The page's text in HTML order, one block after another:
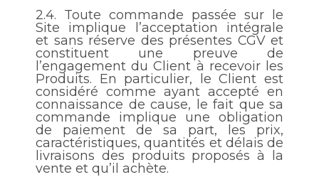
2.4. Toute commande passée sur le
Site implique l’acceptation intégrale
et sans réserve des présentes CGV et
constituent une preuve de
l’engagement du Client à recevoir les
Produits. En particulier, le Client est
considéré comme ayant accepté en
connaissance de cause, le fait que sa
commande implique une obligation
de paiement de sa part, les prix,
caractéristiques, quantités et délais de
livraisons des produits proposés à la
vente et qu’il achète.